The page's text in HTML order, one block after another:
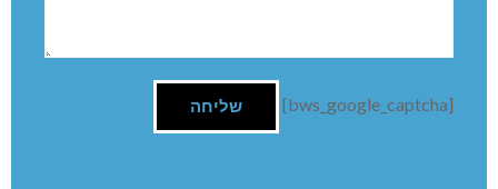
[bws_google_captcha]